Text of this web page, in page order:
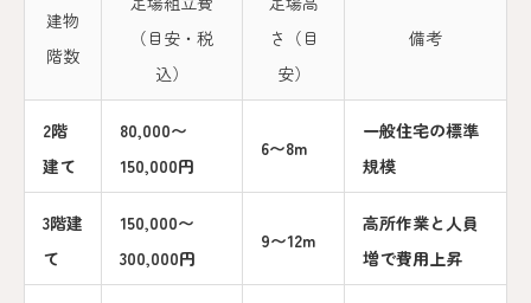
建物
階数
（目安・税
込）
さ（目
安）
備考
2階
建て
80,000〜
150,000円
6〜8m
一般住宅の標準
規模
3階建
て
150,000〜
300,000円
9〜12m
高所作業と人員
増で費用上昇